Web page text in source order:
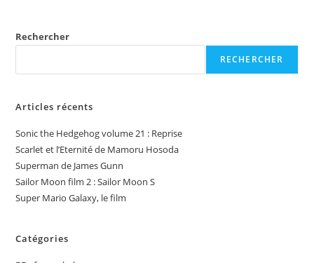
Rechercher
RECHERCHER
Articles récents
Sonic the Hedgehog volume 21 : Reprise
Scarlet et l’Eternité de Mamoru Hosoda
Superman de James Gunn
Sailor Moon film 2 : Sailor Moon S
Super Mario Galaxy, le film
Catégories